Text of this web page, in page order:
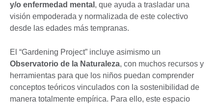
y/o enfermedad mental , que ayuda a trasladar una
visión empoderada y normalizada de este colectivo
desde las edades más tempranas.
El “Gardening Project” incluye asimismo un
Observatorio de la Naturaleza, con muchos recursos y
herramientas para que los niños puedan comprender
conceptos teóricos vinculados con la sostenibilidad de
manera totalmente empírica. Para ello, este espacio